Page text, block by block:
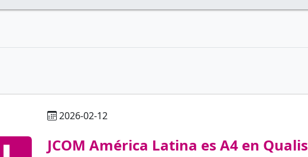
2026-02-12
JCOM América Latina es A4 en Qualis